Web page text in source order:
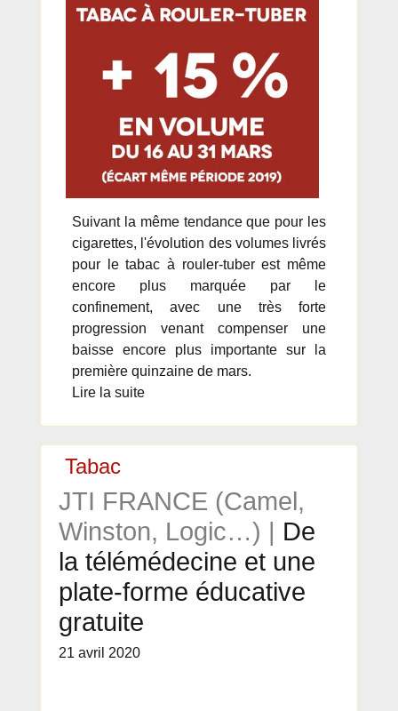
Suivant la même tendance que pour les
cigarettes, l'évolution des volumes livrés
pour le tabac à rouler-tuber est même
encore plus marquée par le
confinement, avec une très forte
progression venant compenser une
baisse encore plus importante sur la
première quinzaine de mars.
Lire la suite
Tabac
JTI FRANCE (Camel,
Winston, Logic…) | De
la télémédecine et une
plate-forme éducative
gratuite
21 avril 2020